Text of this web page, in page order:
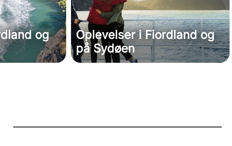
og
Oplevelser i Fiordland og
på Sydøen